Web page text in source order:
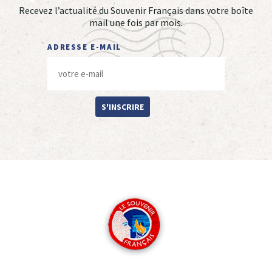
Recevez l’actualité du Souvenir Français dans votre boîte
mail une fois par mois.
ADRESSE E-MAIL
S'INSCRIRE